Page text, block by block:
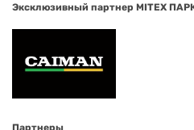
Эксклюзивный партнер MITEX
Партнеры